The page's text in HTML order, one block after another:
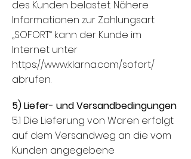
des Kunden belastet. Nähere
Informationen zur Zahlungsart
„SOFORT“ kann der Kunde im
Internet unter
https://www.klarna.com/sofort/
abrufen.
5) Liefer- und Versandbedingungen
5.1 Die Lieferung von Waren erfolgt
auf dem Versandweg an die vom
Kunden angegebene